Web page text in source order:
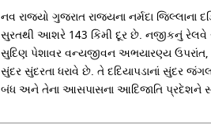
નવ રાજ્યો ગુજરાત રાજ્યના નર્મદા
સુરતથી આશરે 143 કિમી દૂર છે. નજીકનું
સુદિણ પેશાવર વન્યજીવન અભયારણ્ય ઉપરાંત,
સુંદર સુંદરતા ધરાવે છે. તે દદિયાપડાનાં સુંદર
બંધ અને તેના આસપાસના આદિજાતિ પ્રદેશને